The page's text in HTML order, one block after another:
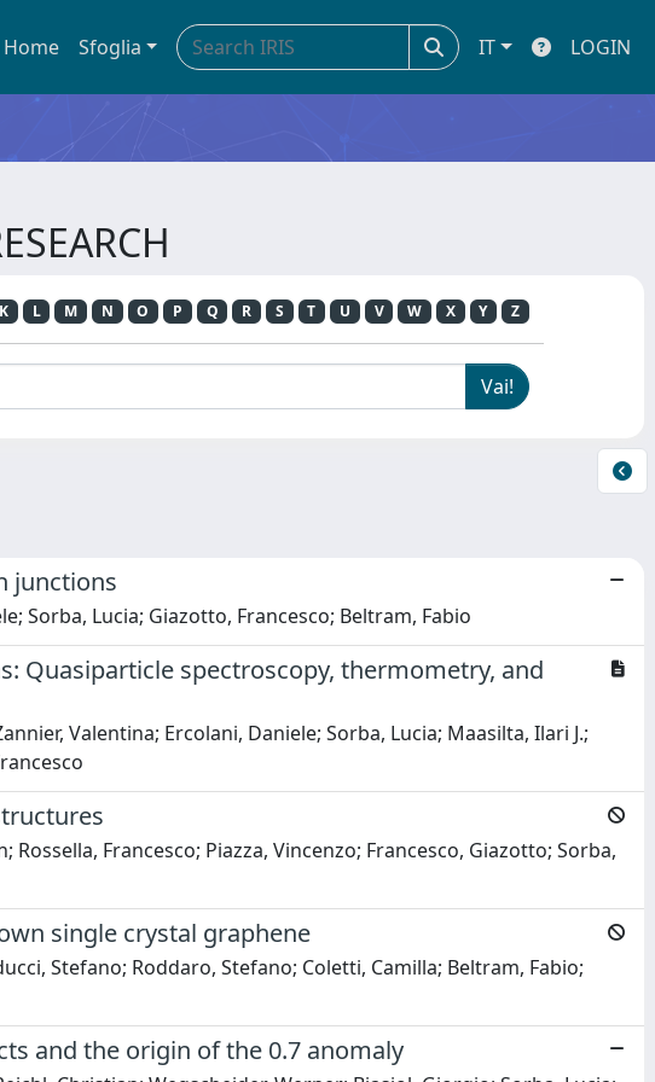
Home Sfoglia IT LOGIN
K L M N O P Q R S T U V W X Y Z
junctions
Sorba, Lucia; Giazotto, Francesco; Beltram, Fabio
Quasiparticle spectroscopy, thermometry, and
Valentina; Ercolani, Daniele; Sorba, Lucia; Maasilta, Ilari J.;
Francesco; Piazza, Vincenzo; Francesco, Giazotto; Sorba,
single crystal graphene
Stefano; Roddaro, Stefano; Coletti, Camilla; Beltram, Fabio;
and the origin of the 0.7 anomaly